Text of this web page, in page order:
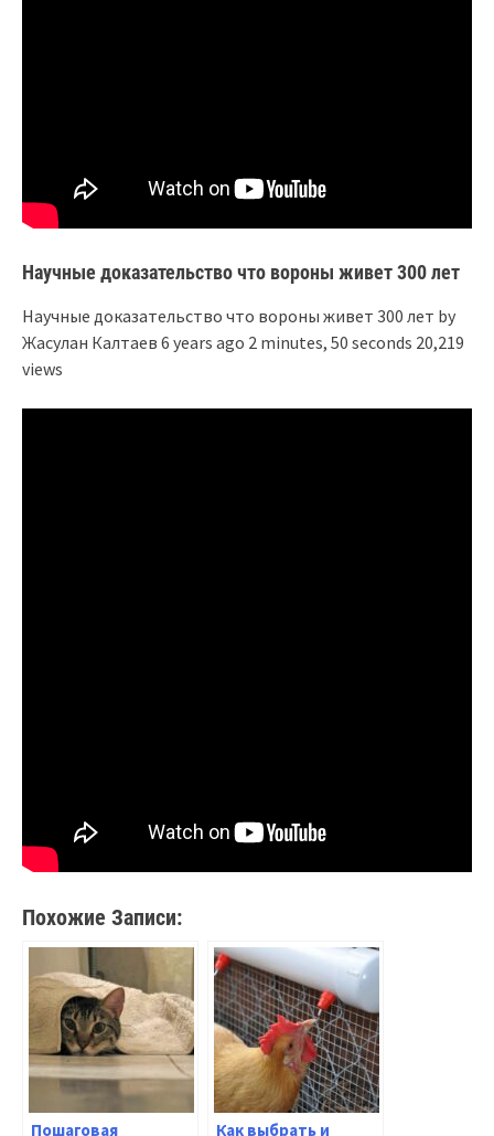
Научные доказательство что вороны живет 300 лет
Научные доказательство что вороны живет 300 лет by
Жасулан Калтаев 6 years ago 2 minutes, 50 seconds 20,219
views
Похожие Записи:
Пошаговая
Как выбрать и